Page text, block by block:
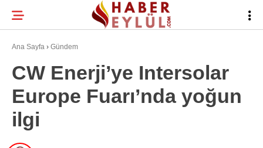
WhatsApp İhbar
21.2
BURSA HABERLERI
BURSASPOR
GÜNDEM
Ana Sayfa › Gündem
CW Enerji’ye Intersolar
Europe Fuarı’nda yoğun
ilgi